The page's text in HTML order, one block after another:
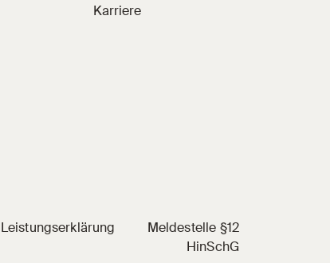
Karriere
Leistungserklärung
Meldestelle §12
HinSchG